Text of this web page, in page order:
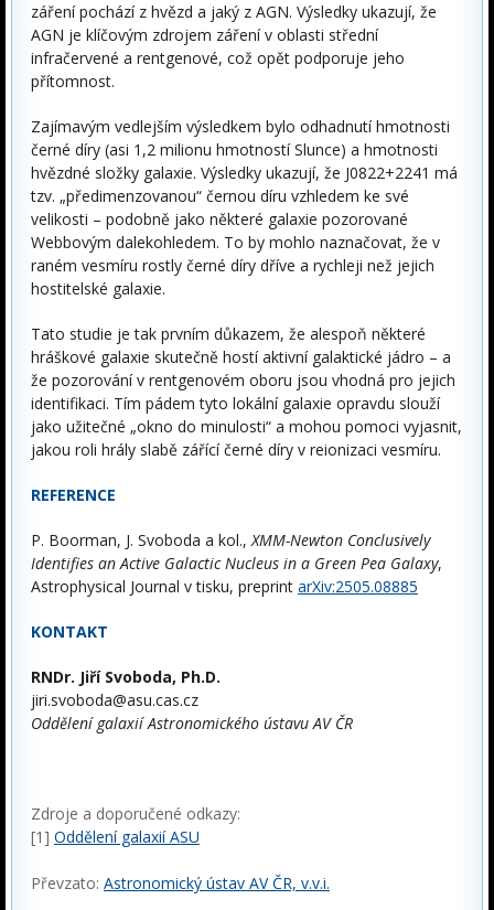
záření pochází z hvězd a jaký z AGN. Výsledky ukazují, že
AGN je klíčovým zdrojem záření v oblasti střední
infračervené a rentgenové, což opět podporuje jeho
přítomnost.
Zajímavým vedlejším výsledkem bylo odhadnutí hmotnosti
černé díry (asi 1,2 milionu hmotností Slunce) a hmotnosti
hvězdné složky galaxie. Výsledky ukazují, že J0822+2241 má
tzv. „předimenzovanou“ černou díru vzhledem ke své
velikosti – podobně jako některé galaxie pozorované
Webbovým dalekohledem. To by mohlo naznačovat, že v
raném vesmíru rostly černé díry dříve a rychleji než jejich
hostitelské galaxie.
Tato studie je tak prvním důkazem, že alespoň některé
hráškové galaxie skutečně hostí aktivní galaktické jádro – a
že pozorování v rentgenovém oboru jsou vhodná pro jejich
identifikaci. Tím pádem tyto lokální galaxie opravdu slouží
jako užitečné „okno do minulosti“ a mohou pomoci vyjasnit,
jakou roli hrály slabě zářící černé díry v reionizaci vesmíru.
REFERENCE
P. Boorman, J. Svoboda a kol.,XMM-Newton Conclusively
Identifies an Active Galactic Nucleus in a Green Pea Galaxy,
Astrophysical Journal v tisku, preprint arXiv:2505.08885
KONTAKT
RNDr. Jiří Svoboda, Ph.D.
jiri.svoboda@asu.cas.cz
Oddělení galaxií Astronomického ústavu AV ČR
Zdroje a doporučené odkazy:
[1] Oddělení galaxií ASU
Převzato: Astronomický ústav AV ČR, v.v.i.